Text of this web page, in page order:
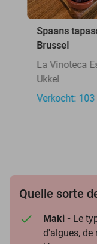
Spaans
Brussel
La Vinoteca
Ukkel
Verkocht: 103
Quelle sorte
Maki - Le
d'algues, de